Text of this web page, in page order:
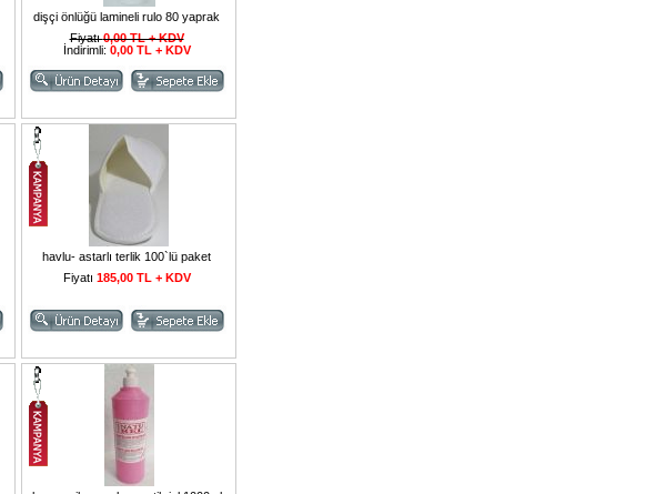
dişçi önlüğü lamineli rulo 80 yaprak
Fiyatı0,00 TL + KDV
İndirimli: 0,00 TL + KDV
havlu- astarlı terlik 100`lü paket
Fiyatı 185,00 TL + KDV